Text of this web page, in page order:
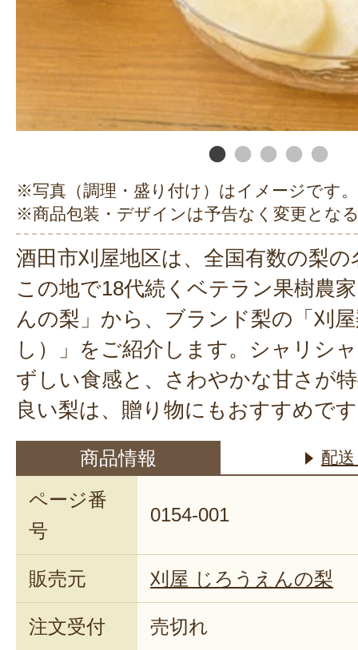
※写真（調理・盛り付け）はイメージです。
※商品包装・デザインは予告なく変更とな
酒田市刈屋地区は、全国有数の梨
この地で18代続くベテラン果樹農
んの梨」から、ブランド梨の「刈
し）」をご紹介します。シャリシ
ずしい食感と、さわやかな甘さが
良い梨は、贈り物にもおすすめで
商品情報 配
ページ番
号
0154-001
販売元 刈屋 じろうえんの梨
注文受付 売切れ